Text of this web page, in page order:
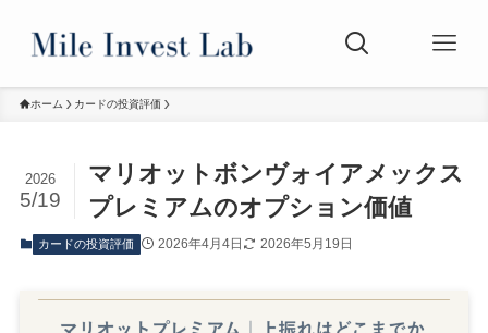
ホーム カードの投資評価
マリオットボンヴォイアメックス
プレミアムのオプション価値
2026
5/19
カードの投資評価 2026年4月4日 2026年5月19日